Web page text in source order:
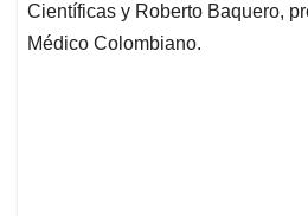
Científicas y Roberto Baquero,
Médico Colombiano.